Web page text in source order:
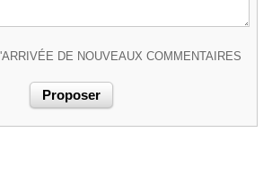
DE NOUVEAUX COMMENTAIRES